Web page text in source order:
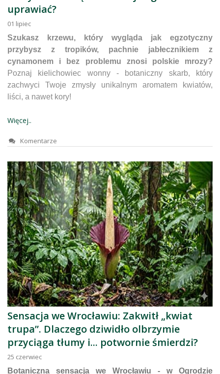
uprawiać?
01 lipiec
Szukasz krzewu, który wygląda jak egzotyczny
przybysz z tropików, pachnie jabłecznikiem z
cynamonem i bez problemu znosi polskie mrozy?
Poznaj kielichowiec wonny - botaniczny skarb, który
zachwyci Twoje zmysły unikalnym aromatem kwiatów,
liści, a nawet kory!
Więcej..
Komentarze
Sensacja we Wrocławiu: Zakwitł „kwiat
trupa”. Dlaczego dziwidło olbrzymie
przyciąga tłumy i... potwornie śmierdzi?
25 czerwiec
Botaniczna sensacja we Wrocławiu - w Ogrodzie